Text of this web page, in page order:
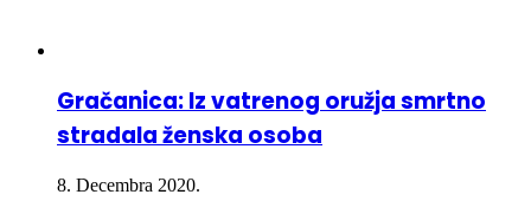
Gračanica: Iz vatrenog oružja smrtno
stradala ženska osoba
8. Decembra 2020.